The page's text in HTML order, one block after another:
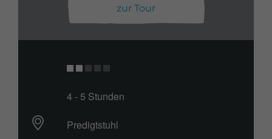
zur Tour
4 - 5 Stunden
Predigtstuhl